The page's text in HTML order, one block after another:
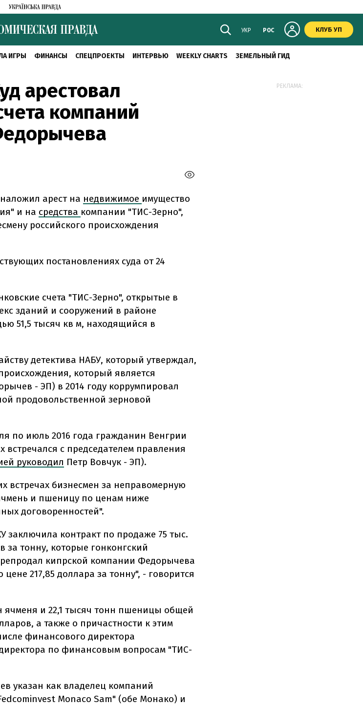
УКР РОС КЛУБ УП
ИГРЫ ФИНАНСЫ СПЕЦПРОЕКТЫ ИНТЕРВЬЮ WEEKLY CHARTS ЗЕМЕЛЬНЫЙ ГИД
арестовал
компаний
арест на недвижимое имущество
и на средства компании "ТИС-Зерно",
российского происхождения
постановлениях суда от 24
счета "ТИС-Зерно", открытые в
зданий и сооружений в районе
51,5 тысяч кв м, находящийся в
детектива НАБУ, который утверждал,
который является
- ЭП) в 2014 году коррумпировал
продовольственной зерновой
по июль 2016 года гражданин Венгрии
с председателем правления
руководил Петр Вовчук - ЭП).
встречах бизнесмен за неправомерную
и пшеницу по ценам ниже
договоренностей".
заключила контракт по продаже 75 тыс.
за тонну, которые гонконгский
кипрской компании Федорычева
217,85 доллара за тонну", - говорится
ячменя и 22,1 тысяч тонн пшеницы общей
а также о причастности к этим
финансового директора
по финансовым вопросам "ТИС-
указан как владелец компаний
Monaco Sam" (обе Монако) и
РЕКЛАМА: